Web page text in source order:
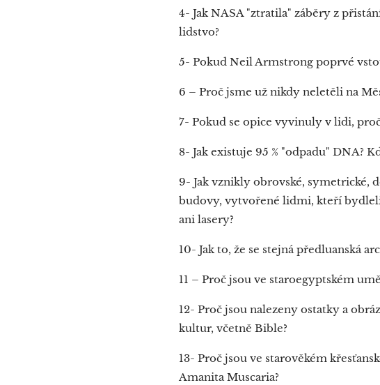
4- Jak NASA "ztratila" záběry z
lidstvo?
5- Pokud Neil Armstrong poprvé
6 – Proč jsme už nikdy neletěli na
7- Pokud se opice vyvinuly v lidi,
8- Jak existuje 95 % "odpadu" DNA?
9- Jak vznikly obrovské, symetrické,
budovy, vytvořené lidmi, kteří
ani lasery?
10- Jak to, že se stejná předluanská
11 – Proč jsou ve staroegyptském
12- Proč jsou nalezeny ostatky a
kultur, včetně Bible?
13- Proč jsou ve starověkém
Amanita Muscaria?